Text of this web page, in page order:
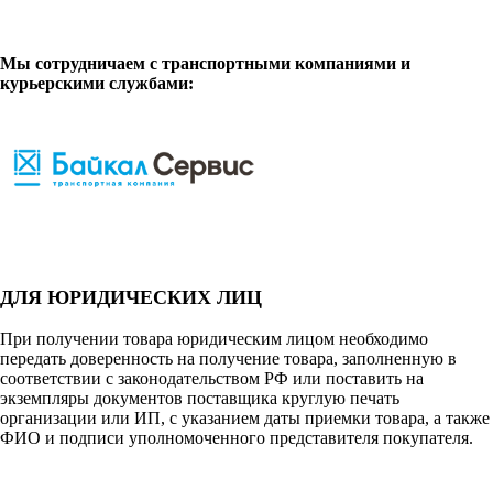
Мы сотрудничаем с транспортными компаниями и
курьерскими службами:
ДЛЯ ЮРИДИЧЕСКИХ ЛИЦ
При получении товара юридическим лицом необходимо
передать доверенность на получение товара, заполненную в
соответствии с законодательством РФ или поставить на
экземпляры документов поставщика круглую печать
организации или ИП, с указанием даты приемки товара, а также
ФИО и подписи уполномоченного представителя покупателя.